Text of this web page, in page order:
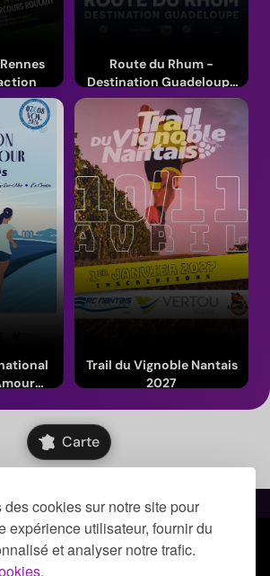
cookies sur notre site pour
expérience utilisateur, fournir du
et analyser notre trafic.
2026
Route du Rhum -
Destination Guadeloupe
- Edition 2026
Du 20 oct. au 1 nov. 2026
(Bretagne)
Trail du Vignoble Nantais
2027
Carte
Off